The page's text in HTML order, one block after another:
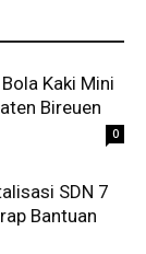
Kaki Mini
Bireuen
0
SDN 7
Bantuan